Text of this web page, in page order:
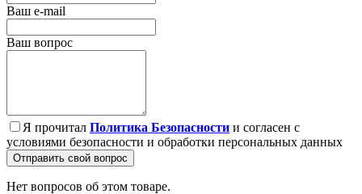
Ваш e-mail
Ваш вопрос
Я прочитал Политика Безопасности и согласен с
условиями безопасности и обработки персональных данных
Отправить свой вопрос
Нет вопросов об этом товаре.